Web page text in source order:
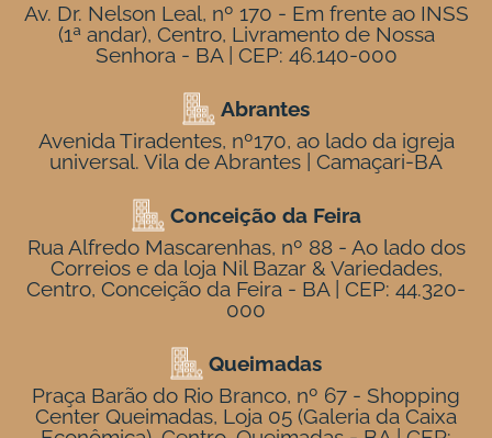
Av. Dr. Nelson Leal, nº 170 - Em frente ao INSS
(1ª andar), Centro, Livramento de Nossa
Senhora - BA | CEP: 46.140-000
Abrantes
Avenida Tiradentes, nº170, ao lado da igreja
universal. Vila de Abrantes | Camaçari-BA
Conceição da Feira
Rua Alfredo Mascarenhas, nº 88 - Ao lado dos
Correios e da loja Nil Bazar & Variedades,
Centro, Conceição da Feira - BA | CEP: 44.320-
000
Queimadas
Praça Barão do Rio Branco, nº 67 - Shopping
Center Queimadas, Loja 05 (Galeria da Caixa